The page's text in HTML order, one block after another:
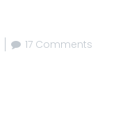
17 Comments